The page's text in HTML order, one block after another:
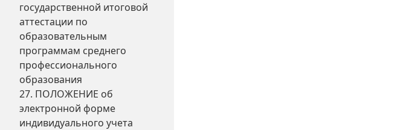
государственной итоговой
аттестации по
образовательным
программам среднего
профессионального
образования
27. ПОЛОЖЕНИЕ об
электронной форме
индивидуального учета